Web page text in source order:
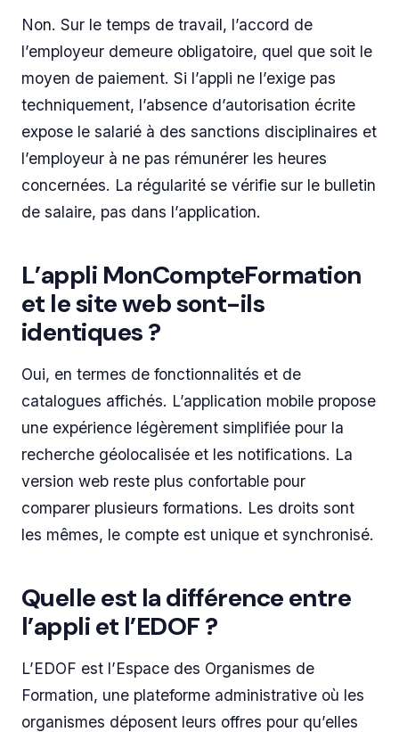
Non. Sur le temps de travail, l’accord de
l’employeur demeure obligatoire, quel que soit le
moyen de paiement. Si l’appli ne l’exige pas
techniquement, l’absence d’autorisation écrite
expose le salarié à des sanctions disciplinaires et
l’employeur à ne pas rémunérer les heures
concernées. La régularité se vérifie sur le bulletin
de salaire, pas dans l’application.
L’appli MonCompteFormation
et le site web sont-ils
identiques ?
Oui, en termes de fonctionnalités et de
catalogues affichés. L’application mobile propose
une expérience légèrement simplifiée pour la
recherche géolocalisée et les notifications. La
version web reste plus confortable pour
comparer plusieurs formations. Les droits sont
les mêmes, le compte est unique et synchronisé.
Quelle est la différence entre
l’appli et l’EDOF ?
L’EDOF est l’Espace des Organismes de
Formation, une plateforme administrative où les
organismes déposent leurs offres pour qu’elles